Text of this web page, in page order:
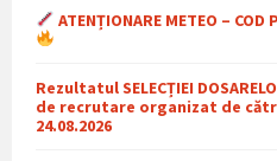
ATENȚIONARE METEO – COD
Rezultatul SELECȚIEI
de recrutare organizat de
24.08.2026